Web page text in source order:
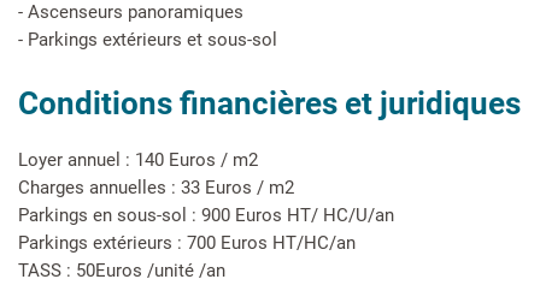
- Ascenseurs panoramiques
- Parkings extérieurs et sous-sol
Conditions financières et juridiques
Loyer annuel : 140 Euros / m2
Charges annuelles : 33 Euros / m2
Parkings en sous-sol : 900 Euros HT/ HC/U/an
Parkings extérieurs : 700 Euros HT/HC/an
TASS : 50Euros /unité /an